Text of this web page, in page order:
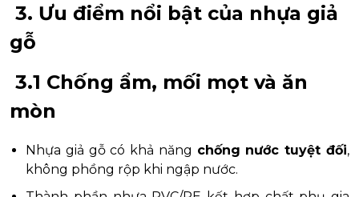
3. Ưu điểm nổi bật của nhựa giả
gỗ
3.1 Chống ẩm, mối mọt và ăn
mòn
Nhựa giả gỗ có khả năng chống nước tuyệt đối,
không phồng rộp khi ngập nước.